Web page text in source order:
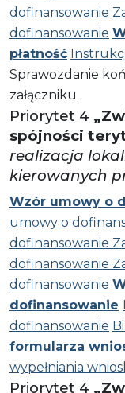
dofinansowanie
dofinansowanie
płatność
Sprawozdanie
załączniku.
Priorytet 4
spójności
realizacja
kierowanych
Wzór umowy o
umowy o
dofinansowanie
dofinansowanie
dofinansowanie
dofinansowanie
dofinansowanie
formularza
wypełniania
Priorytet 4